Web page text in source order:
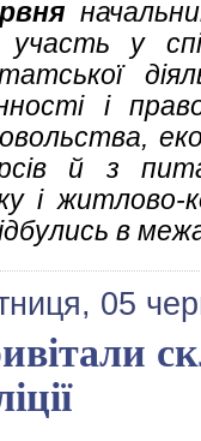
участь у
і
й з
і
в
05